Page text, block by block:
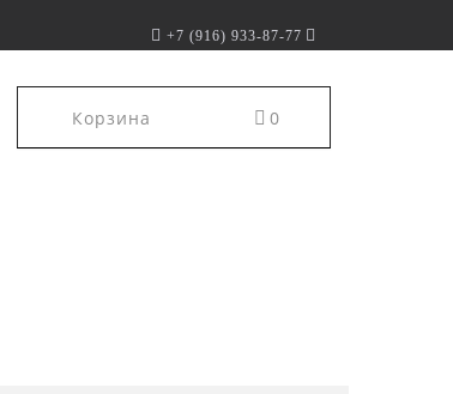
+7 (916) 933-87-77
Корзина 0